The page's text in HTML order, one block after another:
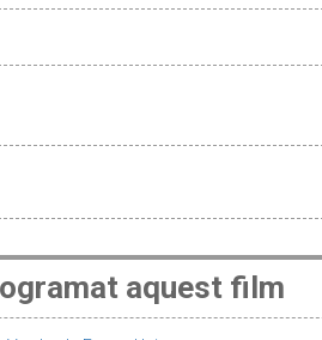
aquest film